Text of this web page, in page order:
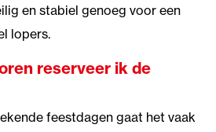
en stabiel genoeg voor een
lopers.
reserveer ik de
feestdagen gaat het vaak